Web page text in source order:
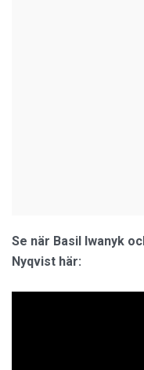
Se när Basil Iwanyk
Nyqvist här: